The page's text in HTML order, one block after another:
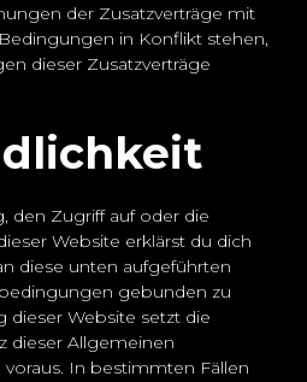
der Zusatzverträge mit
in Konflikt stehen,
dieser Zusatzverträge
den Zugriff auf oder die
Website erklärst du dich
diese unten aufgeführten
gebunden zu
dieser Website setzt die
dieser Allgemeinen
In bestimmten Fällen